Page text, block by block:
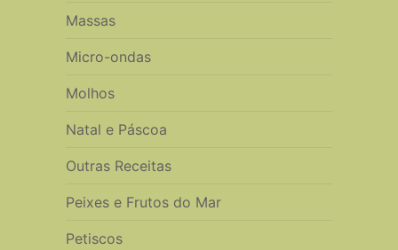
Massas
Micro-ondas
Molhos
Natal e Páscoa
Outras Receitas
Peixes e Frutos do Mar
Petiscos